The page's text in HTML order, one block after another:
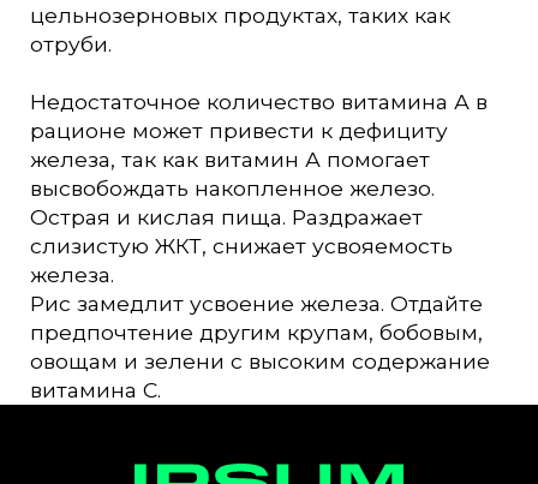
цельнозерновых продуктах, таких как
отруби.
Недостаточное количество витамина А в
рационе может привести к дефициту
железа, так как витамин А помогает
высвобождать накопленное железо.
Острая и кислая пища. Раздражает
слизистую ЖКТ, снижает усвояемость
железа.
Рис замедлит усвоение железа. Отдайте
предпочтение другим крупам, бобовым,
овощам и зелени с высоким содержание
витамина C.